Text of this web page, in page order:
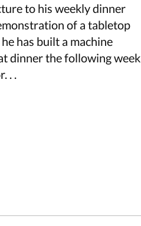
to his weekly dinner
of a tabletop
has built a machine
dinner the following week
. .